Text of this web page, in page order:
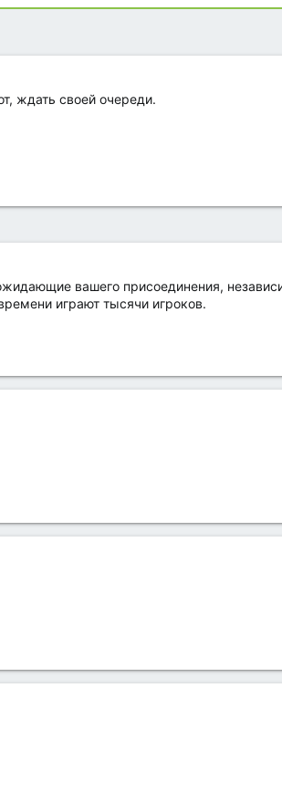
ждать своей очереди.
вашего присоединения,
играют тысячи игроков.